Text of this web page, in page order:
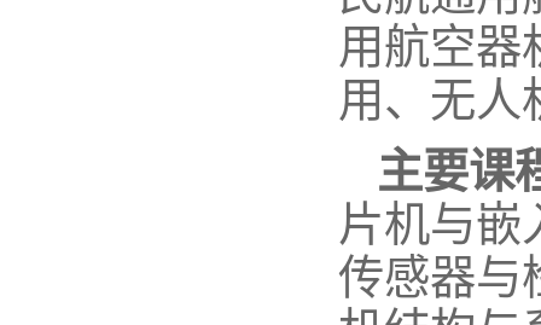
用航空器
用、无人
主要课
片机与嵌
传感器与